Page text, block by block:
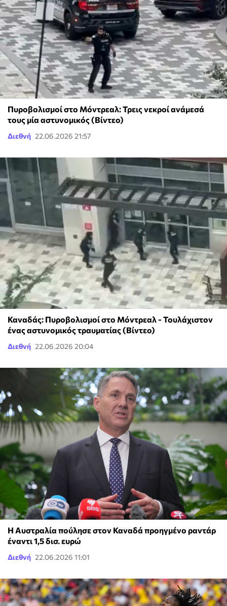
Πυροβολισμοί στο Μόντρεαλ: Τρεις νεκροί ανάμεσά
τους μία αστυνομικός (Βίντεο)
Διεθνή 22.06.2026 21:57
Καναδάς: Πυροβολισμοί στο Μόντρεαλ - Τουλάχιστον
ένας αστυνομικός τραυματίας (Βίντεο)
Διεθνή 22.06.2026 20:04
Η Αυστραλία πούλησε στον Καναδά προηγμένο ραντάρ
έναντι 1,5 δισ. ευρώ
Διεθνή 22.06.2026 11:01